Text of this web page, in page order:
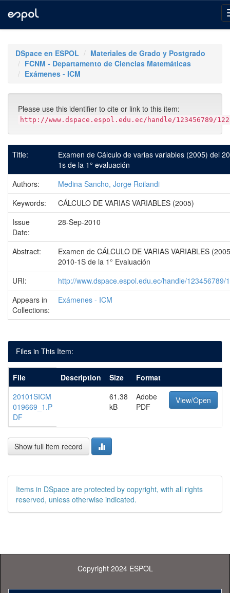
navigationDSpace en ESPOL
Materiales de Grado y Postgrado
FCNM - Departamento de Ciencias Matemáticas
Exámenes - ICM
Please use this identifier to cite or link to this item:
http://www.dspace.espol.edu.ec/handle/123456789/
Title:
Examen de Cálculo de varias variables (2005) del
1s de la 1° evaluación
Authors:
Medina Sancho, Jorge Roilandi
Keywords:
CÁLCULO DE VARIAS VARIABLES (2005)
Issue
Date:
28-Sep-2010
Abstract:
Examen de CÁLCULO DE VARIAS VARIABLES
2010-1S de la 1° Evaluación
URI:
http://www.dspace.espol.edu.ec/handle/123456789/
Appears in
Collections:
Exámenes - ICM
Files in This Item:
File Description Size
Format
20101SICM
019669_1.P
DF
61.38
kB
Adobe
PDF
View/Open
Show full item record
Items in DSpace are protected by copyright, with all rights
reserved, unless otherwise indicated.
Copyright 2024 ESPOL